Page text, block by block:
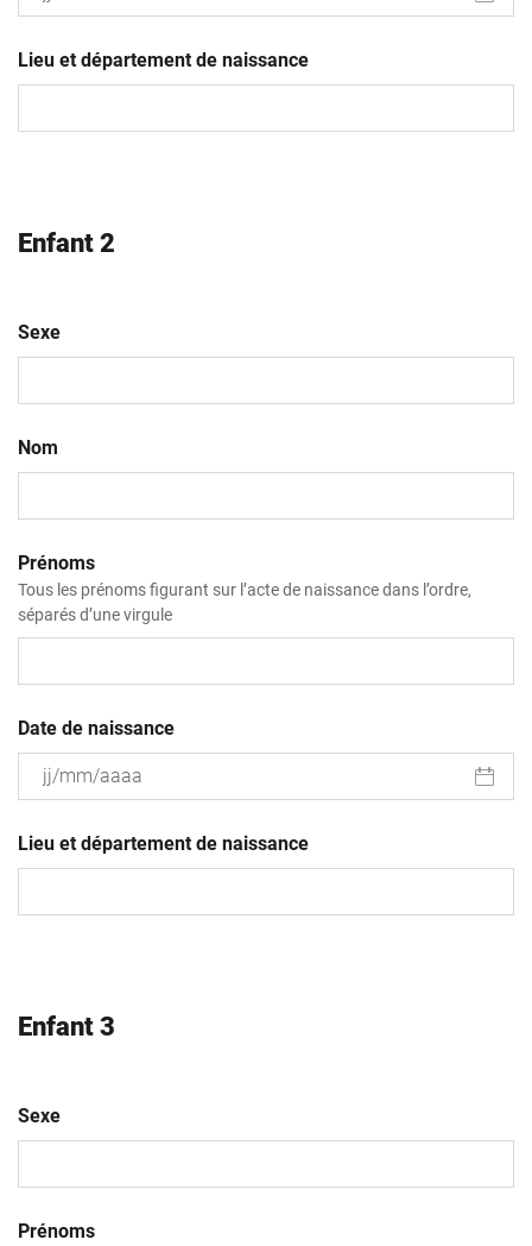
slash
MM
Lieu et département de naissance
Enfant 2
Sexe
Nom
Prénoms
Tous les prénoms figurant sur l’acte de naissance dans l’ordre,
séparés d’une virgule
Date de naissance
slash
MM
Lieu et département de naissance
Enfant 3
Sexe
Prénoms